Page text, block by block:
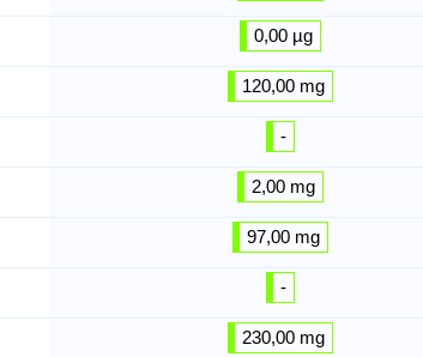
0,00 µg
120,00 mg
-
2,00 mg
97,00 mg
-
230,00 mg